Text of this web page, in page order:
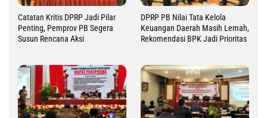
Catatan Kritis DPRP Jadi Pilar
Penting, Pemprov PB Segera
Susun Rencana Aksi
DPRP PB Nilai Tata Kelola
Keuangan Daerah Masih Lemah,
Rekomendasi BPK Jadi Prioritas